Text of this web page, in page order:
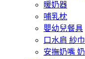
暖奶器
哺乳枕
嬰幼兒餐具
口水肩 紗巾
安撫奶嘴